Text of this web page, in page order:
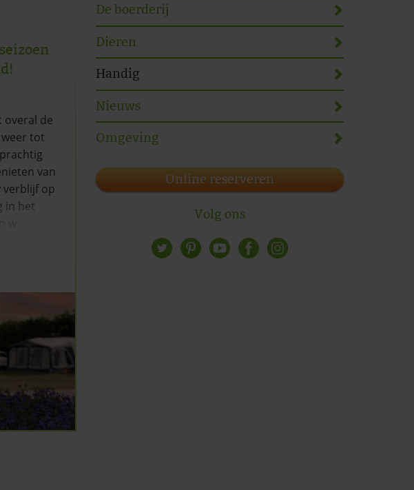
overal de
tot
van
op
in het
De boerderij
Dieren
Handig
Nieuws
Omgeving
Online reserveren
Volg ons